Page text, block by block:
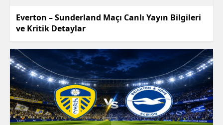
Everton – Sunderland Maçı Canlı Yayın Bilgileri
ve Kritik Detaylar